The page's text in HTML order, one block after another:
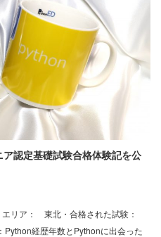
認定基礎試験合格体験記を公
リア： 東北・合格された試験：
Python経歴年数とPythonに出会った